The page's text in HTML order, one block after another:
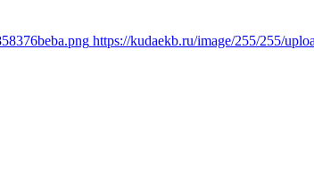
https://kudaekb.ru/image/255/255/